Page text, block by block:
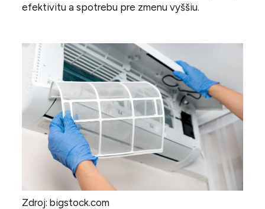
efektivitu a spotrebu pre zmenu vyššiu.
Zdroj: bigstock.com